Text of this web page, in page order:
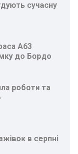
сучасну
A63
до Бордо
роботи та
в серпні